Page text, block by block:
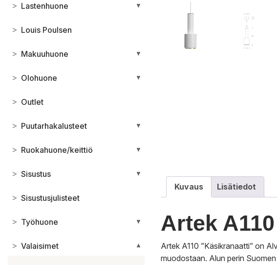
> Lastenhuone ▼
> Louis Poulsen
> Makuuhuone ▼
> Olohuone ▼
> Outlet
> Puutarhakalusteet ▼
> Ruokahuone/keittiö ▼
> Sisustus ▼
> Sisustusjulisteet
> Työhuone ▼
> Valaisimet ▼
Kuvaus Lisätiedot
Artek
Artek A110 ”Käsikranaatti” on
muodostaan. Alun perin